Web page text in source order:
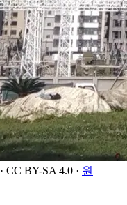
· CC BY-SA 4.0 · 원